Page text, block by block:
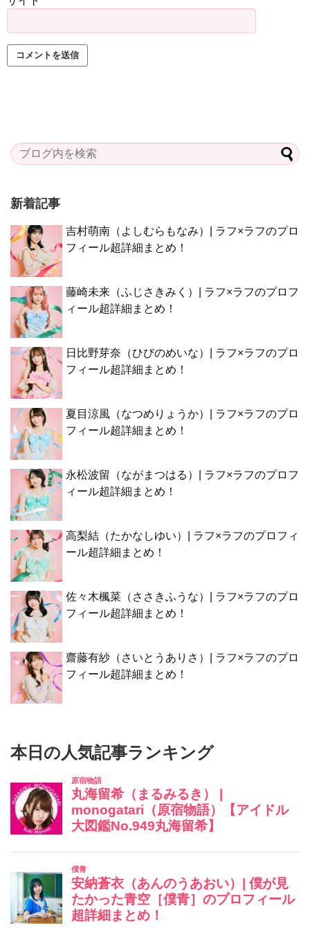
新着記事
吉村萌南（よしむらもなみ）| ラフ×ラフのプロ
フィール超詳細まとめ！
藤崎未来（ふじさきみく）| ラフ×ラフのプロフ
ィール超詳細まとめ！
日比野芽奈（ひびのめいな）| ラフ×ラフのプロ
フィール超詳細まとめ！
夏目涼風（なつめりょうか）| ラフ×ラフのプロ
フィール超詳細まとめ！
永松波留（ながまつはる）| ラフ×ラフのプロフ
ィール超詳細まとめ！
高梨結（たかなしゆい）| ラフ×ラフのプロフィ
ール超詳細まとめ！
佐々木楓菜（ささきふうな）| ラフ×ラフのプロ
フィール超詳細まとめ！
齋藤有紗（さいとうありさ）| ラフ×ラフのプロ
フィール超詳細まとめ！
本日の人気記事ランキング